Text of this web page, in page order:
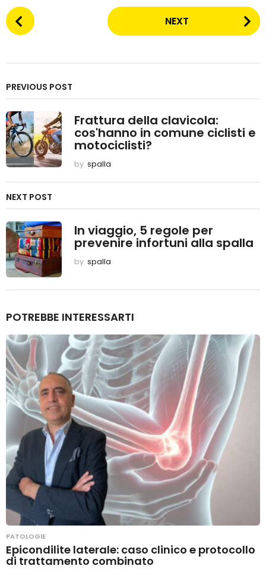
P
o
P
a
g
i
n
a
t
i
o
n
NEXT
PREVIOUS POST
Frattura della clavicola:
cos'hanno in comune ciclisti e
motociclisti?
by spalla
NEXT POST
In viaggio, 5 regole per
prevenire infortuni alla spalla
by spalla
POTREBBE INTERESSARTI
PATOLOGIE
Epicondilite laterale: caso clinico e protocollo
di trattamento combinato